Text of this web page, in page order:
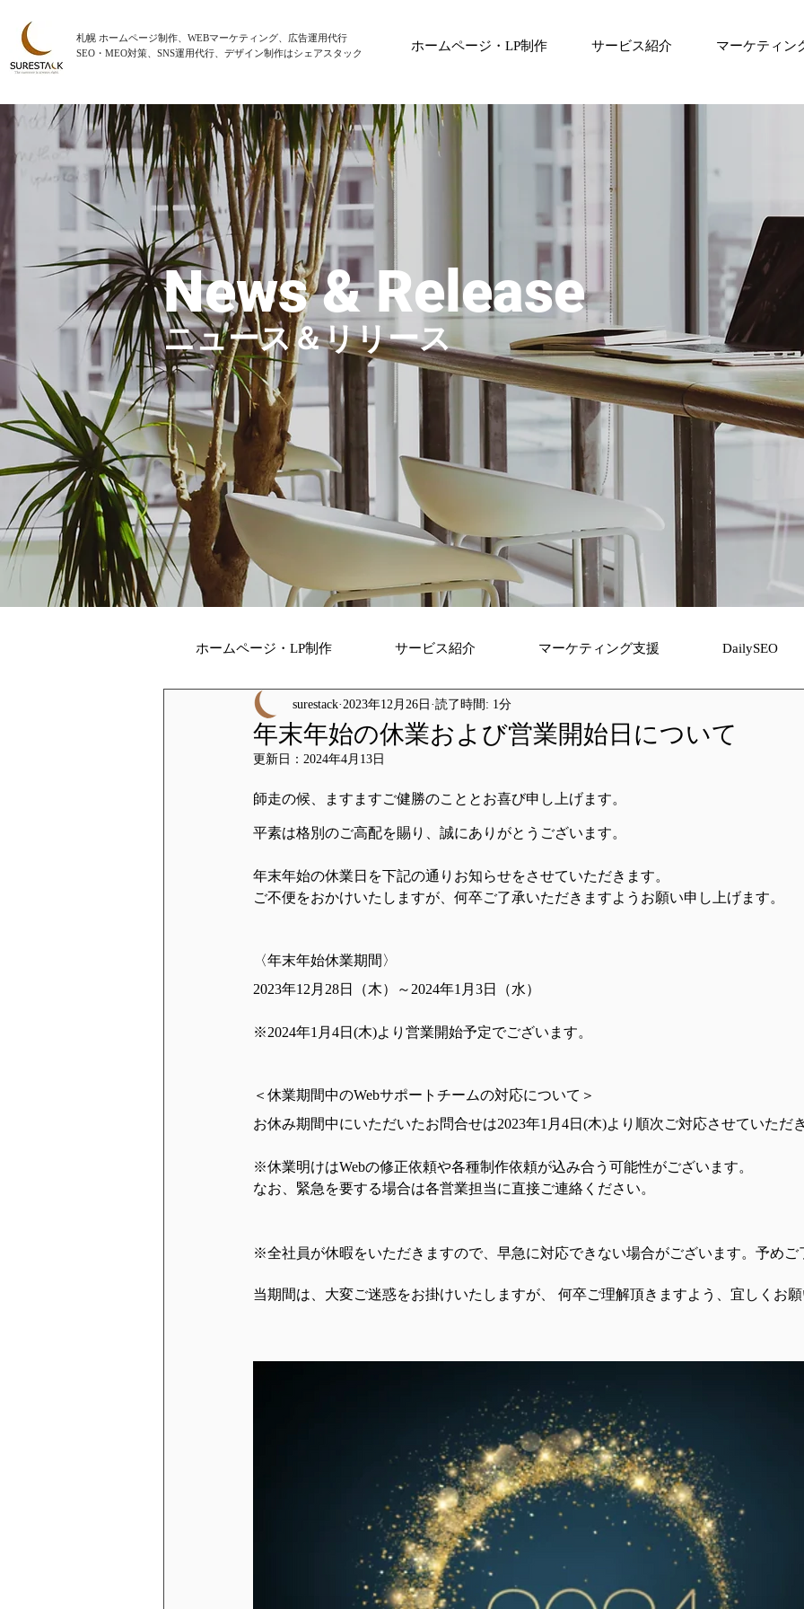
札幌 ホームページ制作、WEBマーケティング、広告運用代行
SEO・MEO対策、SNS運用代行、デザイン制作はシェアスタック
ホームページ・LP制作 サービス紹介 マーケティン
ニュース＆リリース
News & Release
ホームページ・LP制作 サービス紹介 マーケティング支援 DailySEO
年末年始の休業および営業開始日について
surestack 2023年12月26日 読了時間: 1分
更新日： 2024年4月13日
師走の候、ますますご健勝のこととお喜び申し上げます。
平素は格別のご高配を賜り、誠にありがとうございます。
年末年始の休業日を下記の通りお知らせをさせていただきます。
ご不便をおかけいたしますが、何卒ご了承いただきますようお願い申し上げます。
〈年末年始休業期間〉
2023年12月28日（木）～2024年1月3日（水）
※2024年1月4日(木)より営業開始予定でございます。
＜休業期間中のWebサポートチームの対応について＞
お休み期間中にいただいたお問合せは2023年1月4日(木)より順次ご対応させていただ
※休業明けはWebの修正依頼や各種制作依頼が込み合う可能性がございます。
なお、緊急を要する場合は各営業担当に直接ご連絡ください。
※全社員が休暇をいただきますので、早急に対応できない場合がございます。予めご
当期間は、大変ご迷惑をお掛けいたしますが、 何卒ご理解頂きますよう、宜しくお